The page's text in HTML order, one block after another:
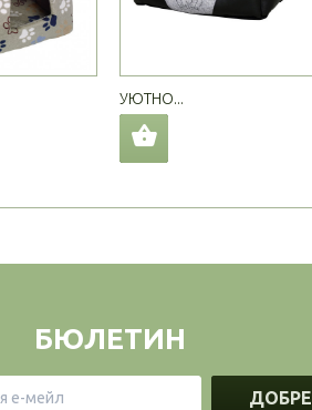
УЮТНО...
БЮЛЕТИН
ДОБРЕ